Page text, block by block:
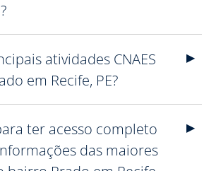
atividades CNAES
em Recife, PE?
ter acesso completo
das maiores